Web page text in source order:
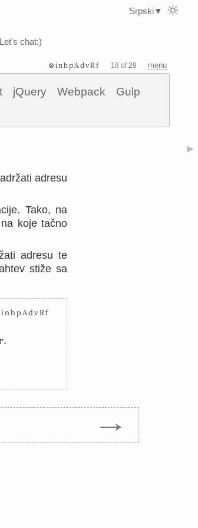
chat:)
⊗inhpAdvRf 18 of 29 menu
jQuery Webpack
Gulp
▶
adresu
Tako, na
koje tačno
adresu te
stiže sa
.
→
Srpski▼